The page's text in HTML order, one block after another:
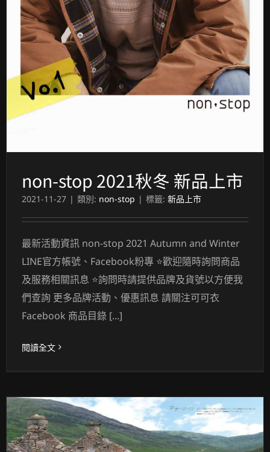
non-stop 2021秋冬 新品上市
2021-11-27 | 類別: non-stop | 標籤: 新品上市
最新活動資訊 non-stop 2021 Autumn and Winter
LINE官方帳號、Facebook粉專 ⭐歡迎隨時詢問商品
及服務相關訊息 ⭐詢問時請提供品牌及貨號以方便我
們查詢 更多品牌活動、優惠訊息 請關注可可衣
Facebook 商品目錄 [...]
閱讀全文